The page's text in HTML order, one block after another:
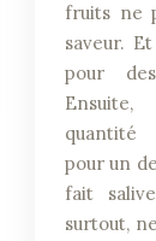
fruits ne
saveur.
pour
pour un
fait
surtout,